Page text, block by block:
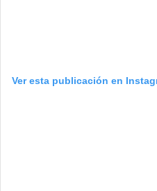
Ver esta publicación en